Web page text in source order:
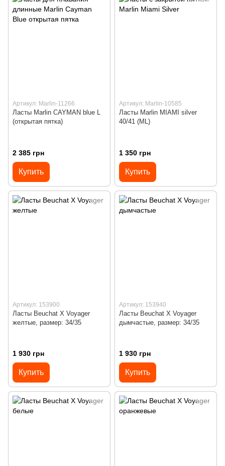
Артикул: Marlin-11266
Ласты Marlin CAYMAN blue L
(открытая пятка)
2 385 грн
Купить
Артикул: Marlin-10585
Ласты Marlin MIAMI silver
40/41 (ML)
1 350 грн
Купить
Артикул: 153900
Ласты Beuchat X Voyager
желтые, размер: 34/35
1 930 грн
Купить
Артикул: 153940
Ласты Beuchat X Voyager
дымчастые, размер: 34/35
1 930 грн
Купить